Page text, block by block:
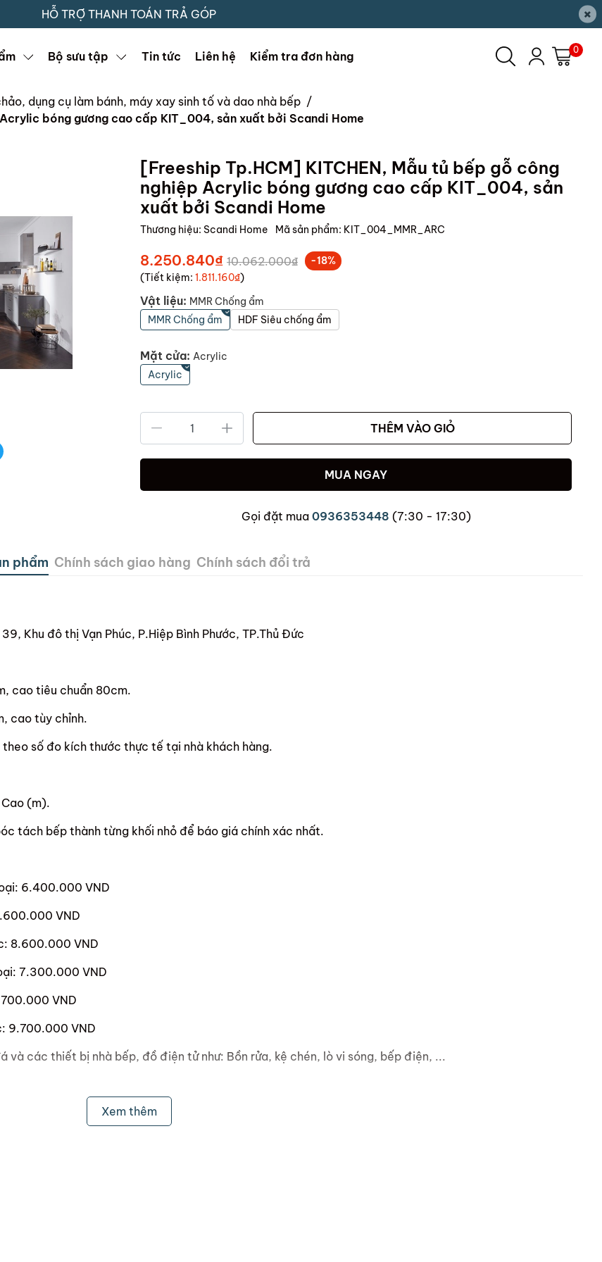
HỖ TRỢ THANH TOÁN TRẢ GÓP ×
Bộ sưu tập Tin tức Liên hệ Kiểm tra đơn hàng 0
dụng cụ làm bánh, máy xay sinh tố và dao nhà bếp /
bóng gương cao cấp KIT_004, sản xuất bởi Scandi Home
[Freeship Tp.HCM] KITCHEN, Mẫu tủ bếp gỗ công
nghiệp Acrylic bóng gương cao cấp KIT_004, sản
xuất bởi Scandi Home
Thương hiệu: Scandi Home Mã sản phẩm: KIT_004_MMR_ARC
8.250.840₫ 10.062.000₫
-18%
(Tiết kiệm: 1.811.160₫)
Vật liệu: MMR Chống ẩm
MMR Chống ẩm
HDF Siêu chống ẩm
Mặt cửa: Acrylic
Acrylic
THÊM VÀO GIỎ
MUA NGAY
Gọi đặt mua 0936353448 (7:30 - 17:30)
phẩm Chính sách giao hàng Chính sách đổi trả
Khu đô thị Vạn Phúc, P.Hiệp Bình Phước, TP.Thủ Đức
cao tiêu chuẩn 80cm.
cao tùy chỉnh.
số đo kích thước thực tế tại nhà khách hàng.
(m).
tách bếp thành từng khối nhỏ để báo giá chính xác nhất.
6.400.000 VND
VND
8.600.000 VND
7.300.000 VND
VND
9.700.000 VND
và các thiết bị nhà bếp, đồ điện tử như: Bồn rửa, kệ chén, lò vi sóng, bếp điện, ...
đến nhà đo đạc kích thước chính xác và ghi nhận các yêu cầu.
Xem thêm